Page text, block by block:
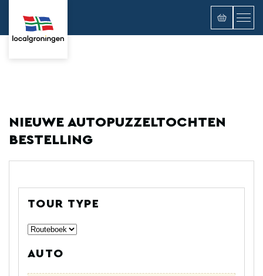
NIEUWE AUTOPUZZELTOCHTEN
BESTELLING
TOUR TYPE
AUTO